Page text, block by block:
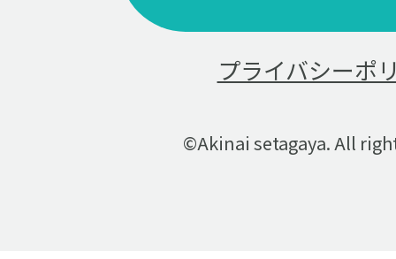
プライバシーポ
©Akinai setagaya. All